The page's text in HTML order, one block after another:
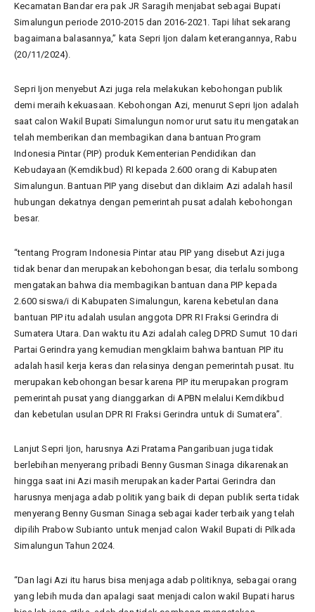
Kecamatan Bandar era pak JR Saragih menjabat sebagai Bupati
Simalungun periode 2010-2015 dan 2016-2021. Tapi lihat sekarang
bagaimana balasannya,” kata Sepri Ijon dalam keterangannya, Rabu
(20/11/2024).
Sepri Ijon menyebut Azi juga rela melakukan kebohongan publik
demi meraih kekuasaan. Kebohongan Azi, menurut Sepri Ijon adalah
saat calon Wakil Bupati Simalungun nomor urut satu itu mengatakan
telah memberikan dan membagikan dana bantuan Program
Indonesia Pintar (PIP) produk Kementerian Pendidikan dan
Kebudayaan (Kemdikbud) RI kepada 2.600 orang di Kabupaten
Simalungun. Bantuan PIP yang disebut dan diklaim Azi adalah hasil
hubungan dekatnya dengan pemerintah pusat adalah kebohongan
besar.
“tentang Program Indonesia Pintar atau PIP yang disebut Azi juga
tidak benar dan merupakan kebohongan besar, dia terlalu sombong
mengatakan bahwa dia membagikan bantuan dana PIP kepada
2.600 siswa/i di Kabupaten Simalungun, karena kebetulan dana
bantuan PIP itu adalah usulan anggota DPR RI Fraksi Gerindra di
Sumatera Utara. Dan waktu itu Azi adalah caleg DPRD Sumut 10 dari
Partai Gerindra yang kemudian mengklaim bahwa bantuan PIP itu
adalah hasil kerja keras dan relasinya dengan pemerintah pusat. Itu
merupakan kebohongan besar karena PIP itu merupakan program
pemerintah pusat yang dianggarkan di APBN melalui Kemdikbud
dan kebetulan usulan DPR RI Fraksi Gerindra untuk di Sumatera”.
Lanjut Sepri Ijon, harusnya Azi Pratama Pangaribuan juga tidak
berlebihan menyerang pribadi Benny Gusman Sinaga dikarenakan
hingga saat ini Azi masih merupakan kader Partai Gerindra dan
harusnya menjaga adab politik yang baik di depan publik serta tidak
menyerang Benny Gusman Sinaga sebagai kader terbaik yang telah
dipilih Prabow Subianto untuk menjad calon Wakil Bupati di Pilkada
Simalungun Tahun 2024.
“Dan lagi Azi itu harus bisa menjaga adab politiknya, sebagai orang
yang lebih muda dan apalagi saat menjadi calon wakil Bupati harus